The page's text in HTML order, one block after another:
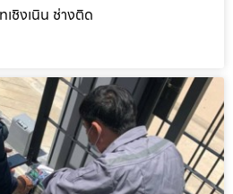
เชิงเนิน ช่างติด